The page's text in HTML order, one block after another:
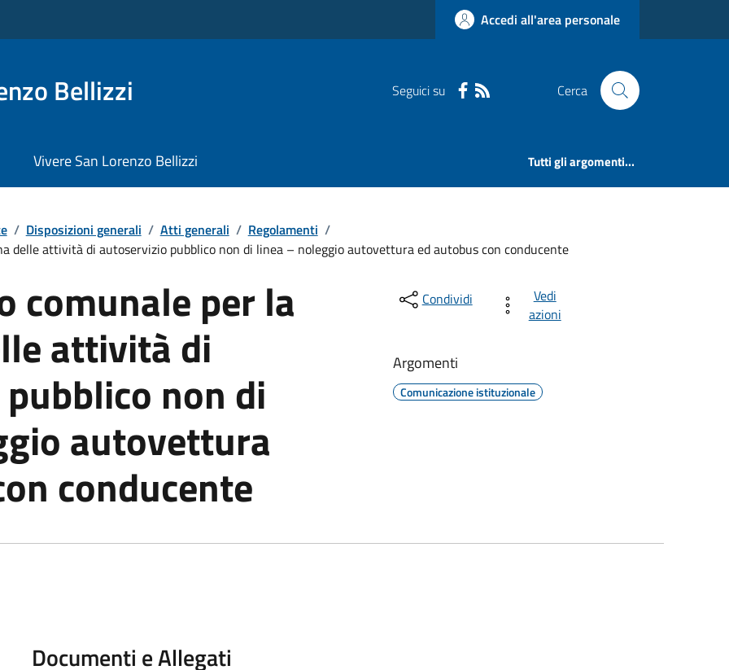
Accedi all'area personale
Bellizzi Seguici su Cerca
Vivere San Lorenzo Bellizzi Tutti gli argomenti...
/ Disposizioni generali / Atti generali / Regolamenti /
delle attività di autoservizio pubblico non di linea – noleggio autovettura ed autobus con conducente
comunale per la
attività di
non di
autovettura
conducente
Condividi
Vedi
azioni
Argomenti
Comunicazione istituzionale
Documenti e Allegati